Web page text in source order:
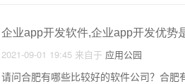
企业app开发软件,企业app开发优势
2021-09-01 19:45 来自于 应用公园
请问合肥有哪些比较好的软件公司？合肥有哪些比较好的软件公司 好